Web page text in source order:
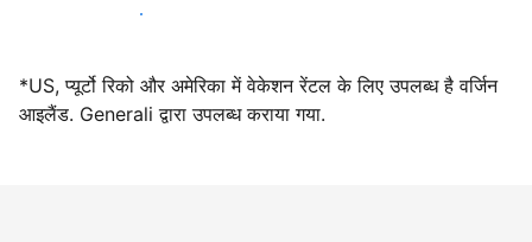
आज ही हमारे साथ मेजबानी करें
*US, प्यूर्टो रिको और अमेरिका में वेकेशन रेंटल के लिए उपलब्ध है वर्जिन
आइलैंड. Generali द्वारा उपलब्ध कराया गया.